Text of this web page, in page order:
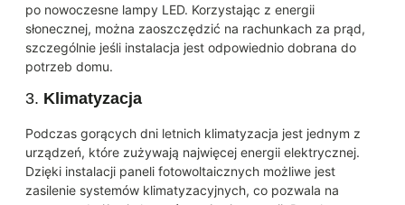
po nowoczesne lampy LED. Korzystając z energii
słonecznej, można zaoszczędzić na rachunkach za prąd,
szczególnie jeśli instalacja jest odpowiednio dobrana do
potrzeb domu.
3. Klimatyzacja
Podczas gorących dni letnich klimatyzacja jest jednym z
urządzeń, które zużywają najwięcej energii elektrycznej.
Dzięki instalacji paneli fotowoltaicznych możliwe jest
zasilenie systemów klimatyzacyjnych, co pozwala na